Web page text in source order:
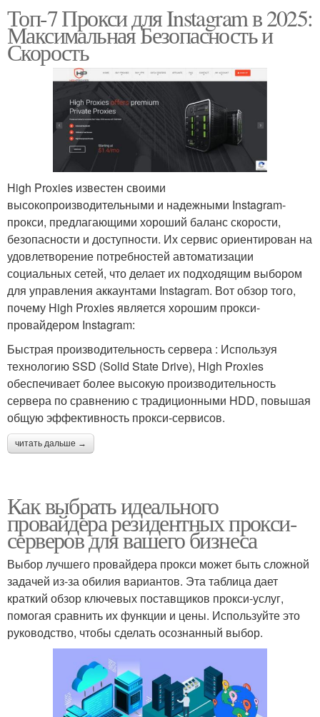
Топ-7 Прокси для Instagram в 2025:
Максимальная Безопасность и
Скорость
High Proxies известен своими
высокопроизводительными и надежными Instagram-
прокси, предлагающими хороший баланс скорости,
безопасности и доступности. Их сервис ориентирован на
удовлетворение потребностей автоматизации
социальных сетей, что делает их подходящим выбором
для управления аккаунтами Instagram. Вот обзор того,
почему High Proxies является хорошим прокси-
провайдером Instagram:
Быстрая производительность сервера : Используя
технологию SSD (Solid State Drive), High Proxies
обеспечивает более высокую производительность
сервера по сравнению с традиционными HDD, повышая
общую эффективность прокси-сервисов.
читать дальше →
Как выбрать идеального
провайдера резидентных прокси-
серверов для вашего бизнеса
Выбор лучшего провайдера прокси может быть сложной
задачей из-за обилия вариантов. Эта таблица дает
краткий обзор ключевых поставщиков прокси-услуг,
помогая сравнить их функции и цены. Используйте это
руководство, чтобы сделать осознанный выбор.